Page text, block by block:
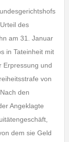
des
am 31. Januar
in Tateinheit mit
Erpressung und
von
den
Angeklagte
dem sie Geld